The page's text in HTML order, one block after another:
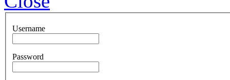
Username
Password